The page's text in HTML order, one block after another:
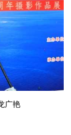
广艳